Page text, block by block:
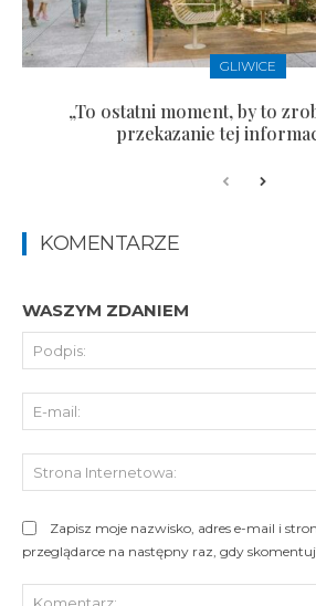
GLIWICE
„To ostatni moment, by to
przekazanie tej
KOMENTARZE
WASZYM ZDANIEM
Zapisz moje nazwisko, adres e-mail i
przeglądarce na następny raz, gdy